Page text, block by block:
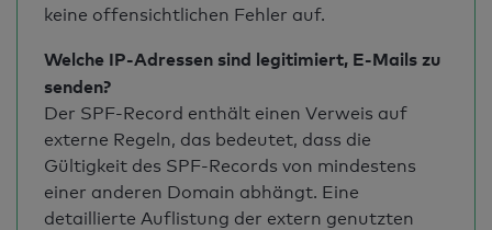
keine offensichtlichen Fehler auf.
Welche IP-Adressen sind legitimiert, E-Mails zu
senden?
Der SPF-Record enthält einen Verweis auf
externe Regeln, das bedeutet, dass die
Gültigkeit des SPF-Records von mindestens
einer anderen Domain abhängt. Eine
detaillierte Auflistung der extern genutzten